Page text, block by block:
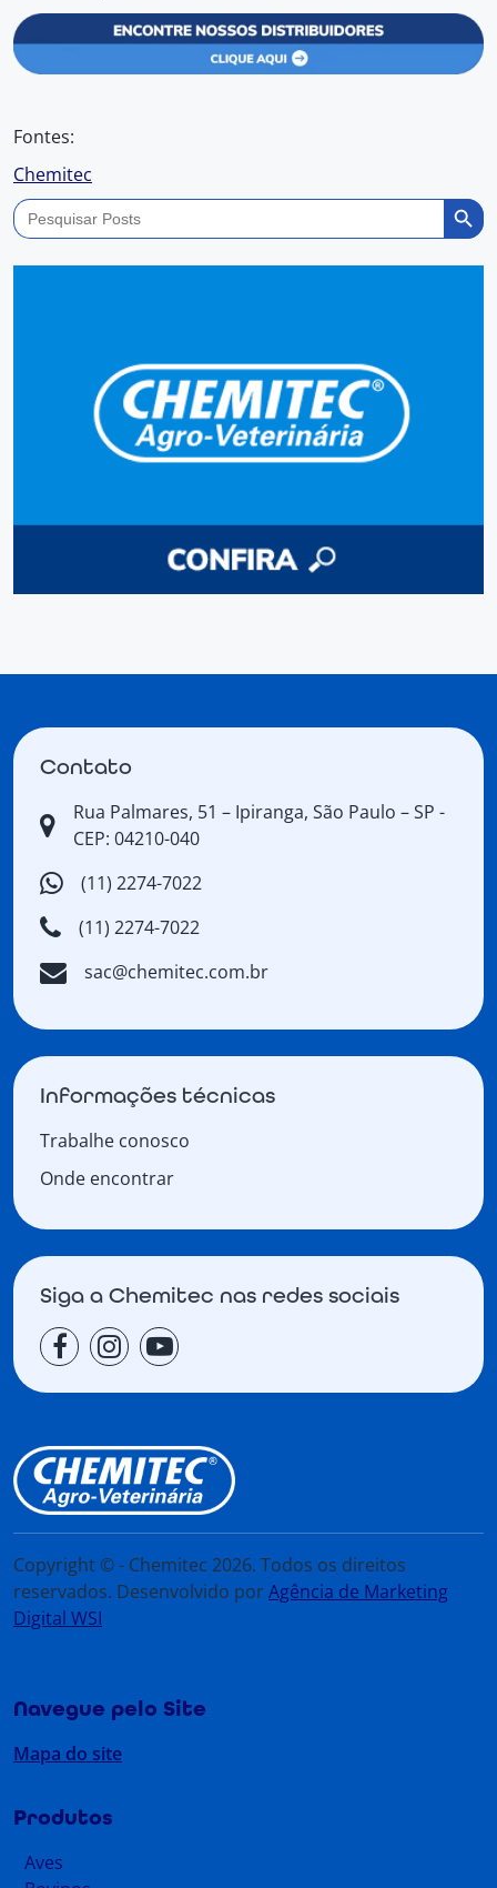
Fontes:
Chemitec
Search
for:
Search
Contato
Rua Palmares, 51 – Ipiranga, São Paulo – SP -
CEP: 04210-040
(11) 2274-7022
(11) 2274-7022
sac@chemitec.com.br
Informações técnicas
Trabalhe conosco
Onde encontrar
Siga a Chemitec nas redes sociais
Copyright © - Chemitec 2026. Todos os direitos
reservados. Desenvolvido porAgência de Marketing
Digital WSI
Navegue pelo Site
Mapa do site
Produtos
Aves